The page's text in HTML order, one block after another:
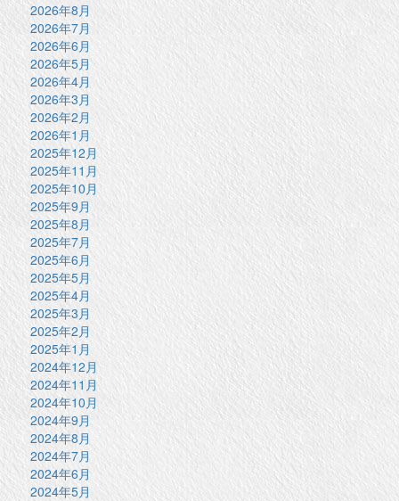
2026年8月
2026年7月
2026年6月
2026年5月
2026年4月
2026年3月
2026年2月
2026年1月
2025年12月
2025年11月
2025年10月
2025年9月
2025年8月
2025年7月
2025年6月
2025年5月
2025年4月
2025年3月
2025年2月
2025年1月
2024年12月
2024年11月
2024年10月
2024年9月
2024年8月
2024年7月
2024年6月
2024年5月